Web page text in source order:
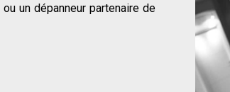
un dépanneur partenaire de